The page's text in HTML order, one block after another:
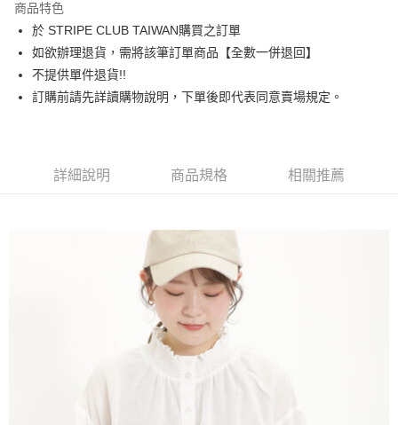
臺灣中小企業銀行
匯豐（台灣）商業銀行
華泰商業銀行
聯邦商業銀行
遠東國際商業銀行
元大商業銀行
玉山商業銀行
星展（台灣）商業銀行
Apple Pay
街口支付
悠遊付
相關說明
【大哥付你分期使用說明】
流程，驗證手機門號後，選擇欲分期的期數、繳款截止日，確認付款後即完
3.實際核准額度、可分期數及費用金額請依後續交易確認頁面所載為準。
4.訂單成立30分鐘內，如未前往確認交易或遇審核未通過，訂單將自動取
消。如遇「轉專審核」未通過狀況，表示未達大哥付你分期系統評分，恕無
1.分期款項不併入電信帳單，「大哥付你分期」於每月結算日後寄送繳費提
2.透過簡訊連結打開帳單後，可選擇「超商條碼／台灣大直營門市／銀行轉
帳／街口支付／iPASS MONEY」等通路繳費。
【關於「AFTEE先享後付」】
AFTEE先享後付是「在收到商品之後才付款」的支付方式。 讓您購物簡單
１．簡單：不需註冊會員、不需綁卡、不需儲值。
２．便利：只要手機號碼，簡訊認證，即可結帳。
３．安心：先確認商品／服務後，再付款。
【「AFTEE先享後付」結帳流程】
結帳頁面，進行簡訊認證並確認金額後，即可完成結帳。
３．收到繳費通知簡訊後14天內，點擊此簡訊中的連結，可透過四大超商／
每筆NT$60，滿NT$388(含以上)免運費
每筆NT$60，滿NT$388(含以上)免運費
商品特色
於 STRIPE CLUB TAIWAN購買之訂單
如欲辦理退貨，需將該筆訂單商品【全數一併退回】
不提供單件退貨!!
訂購前請先詳讀購物說明，下單後即代表同意賣場規定。
詳細說明 商品規格 相關推薦